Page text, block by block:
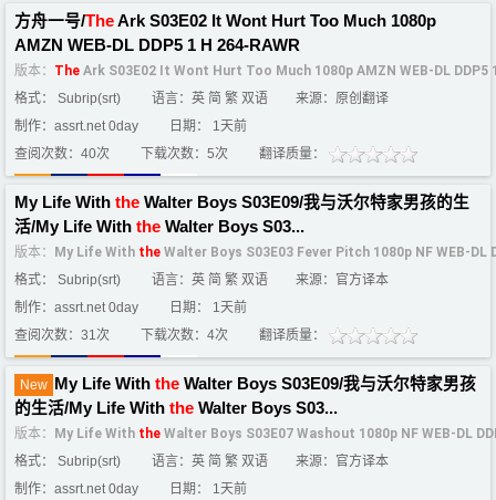
方舟一号/TheArk S03E02 It Wont Hurt Too Much 1080p
AMZN WEB-DL DDP5 1 H 264-RAWR
版本： The Ark S03E02 It Wont Hurt Too Much 1080p AMZN WEB-DL DDP5
格式： Subrip(srt)
语言：英 简 繁 双语
来源：原创翻译
制作：assrt.net 0day
日期： 1天前
查阅次数：40次
下载次数：5次 翻译质量：
My Life With the Walter Boys S03E09/我与沃尔特家男孩的生
活/My Life With the Walter Boys S03...
版本： My Life With the Walter Boys S03E03 Fever Pitch 1080p NF WEB-DL
格式： Subrip(srt)
语言：英 简 繁 双语
来源：官方译本
制作：assrt.net 0day
日期： 1天前
查阅次数：31次
下载次数：4次 翻译质量：
New My Life With the Walter Boys S03E09/我与沃尔特家男孩
的生活/My Life With the Walter Boys S03...
版本： My Life With the Walter Boys S03E07 Washout 1080p NF WEB-DL
格式： Subrip(srt)
语言：英 简 繁 双语
来源：官方译本
制作：assrt.net 0day
日期： 1天前